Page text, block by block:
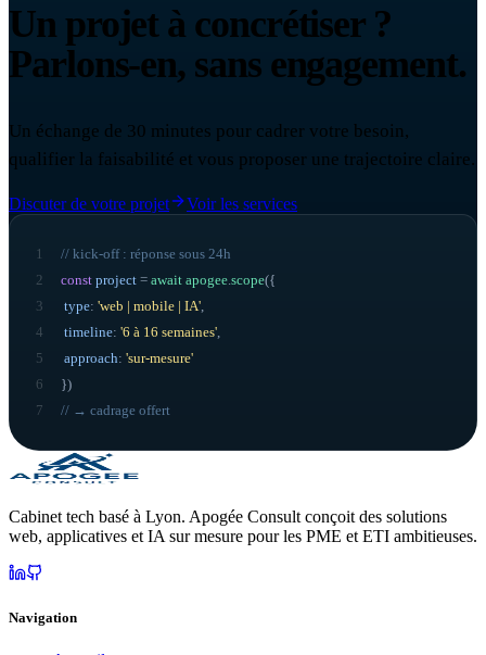
Un projet à concrétiser ?
Parlons-en, sans engagement.
Un échange de 30 minutes pour cadrer votre besoin,
qualifier la faisabilité et vous proposer une trajectoire claire.
Discuter de votre projet Voir les services
1
// kick-off : réponse sous 24h
2
const project = await apogee scope({
3
type: 'web | mobile | IA'
4
timeline: '6 à 16 semaines'
5
approach: 'sur-mesure'
6
})
7
// → cadrage offert
Cabinet tech basé à Lyon. Apogée Consult conçoit des solutions
web, applicatives et IA sur mesure pour les PME et ETI ambitieuses.
Navigation